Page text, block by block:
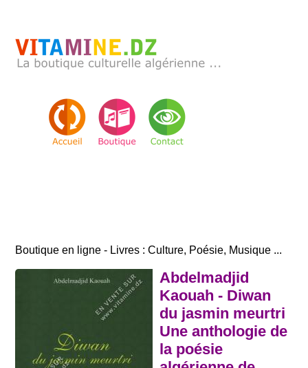
Boutique en ligne - Livres : Culture, Poésie, Musique ...
Abdelmadjid
Kaouah - Diwan
du jasmin meurtri
Une anthologie de
la poésie